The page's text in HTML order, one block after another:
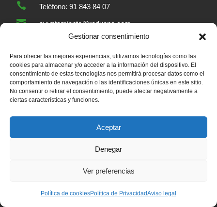
Gestionar consentimiento
Para ofrecer las mejores experiencias, utilizamos tecnologías como las
cookies para almacenar y/o acceder a la información del dispositivo. El
consentimiento de estas tecnologías nos permitirá procesar datos como el
comportamiento de navegación o las identificaciones únicas en este sitio.
No consentir o retirar el consentimiento, puede afectar negativamente a
ciertas características y funciones.
Aceptar
Denegar
Ver preferencias
Política de cookiesPolítica de PrivacidadAviso legal
 Teléfono: 91 843 84 07
 ayuntamiento@reduena.com
L-V: 09:00 – 15:00 h. X: 17:00 – 20:00 h
 X del Ayuntamiento
 Instagram del Ayuntamiento
 Canal de Youtube del Ayuntamiento
Teléfonos de interés
Ayuntamiento
91 848 23 43Servicios sociales